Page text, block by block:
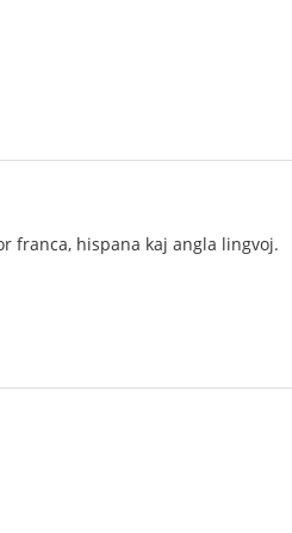
franca, hispana kaj angla lingvoj.